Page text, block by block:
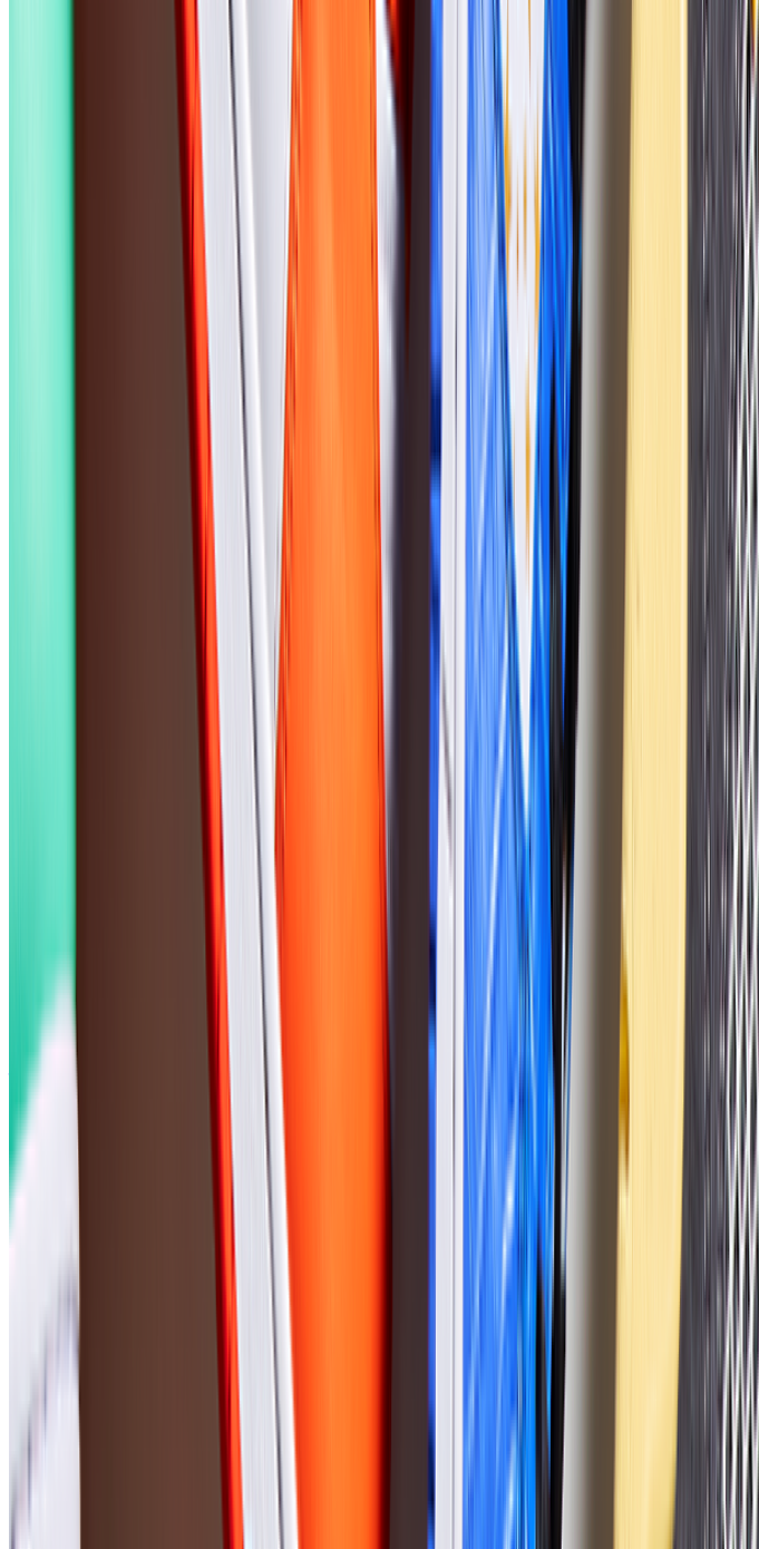
小規模チーム（6〜10人）
ミドルステージ
株式会社トリビュー
プロダクト
トリビュー
概要
美容整形・美容皮膚科・医療脱毛・審美歯科の人気クリニックが24時間予約可能。リアル
BtoB
1→10（プロダクト成長）
募集中の求人情報
02_Androidエンジニア【正社員】
東京都